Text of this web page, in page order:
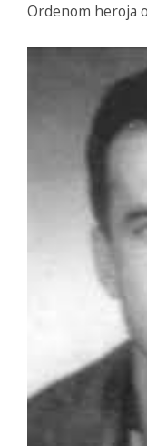
Ordenom heroja